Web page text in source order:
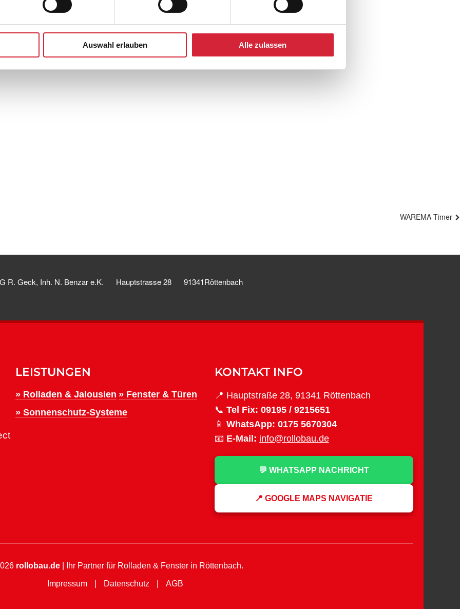
Auswahl erlauben Alle zulassen
WAREMA Timer
R. Geck, Inh. N. Benzar e.K. Hauptstrasse 28 91341Röttenbach
LEISTUNGEN
» Rolladen & Jalousien » Fenster & Türen
» Sonnenschutz-Systeme
KONTAKT INFO
📍 Hauptstraße 28, 91341 Röttenbach
📞 Tel Fix: 09195 / 9215651
📱 WhatsApp: 0175 5670304
📧 E-Mail: info@rollobau.de
💬 WHATSAPP NACHRICHT
📍 GOOGLE MAPS NAVIGATIE
rollobau.de| Ihr Partner für Rolladen & Fenster in Röttenbach.
Impressum Datenschutz AGB